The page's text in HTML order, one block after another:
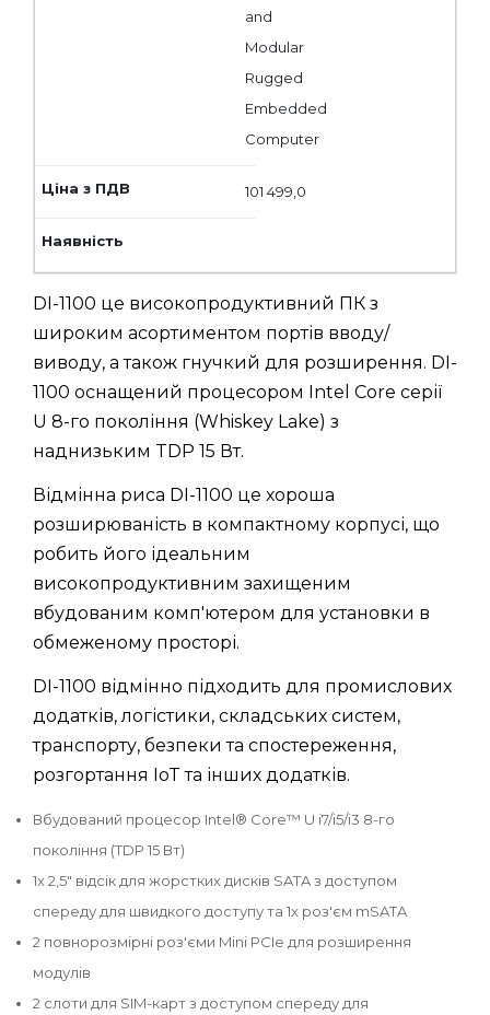
and
Modular
Rugged
Embedded
Computer
101 499,0
DI-1100 це високопродуктивний ПК з
широким асортиментом портів вводу/
виводу, а також гнучкий для розширення. DI-
1100 оснащений процесором Intel Core серії
U 8-го покоління (Whiskey Lake) з
наднизьким TDP 15 Вт.
Відмінна риса DI-1100 це хороша
розширюваність в компактному корпусі, що
робить його ідеальним
високопродуктивним захищеним
вбудованим комп'ютером для установки в
обмеженому просторі.
DI-1100 відмінно підходить для промислових
додатків, логістики, складських систем,
транспорту, безпеки та спостереження,
розгортання IoT та інших додатків.
Вбудований процесор Intel® Core™ U i7/i5/i3 8-го
покоління (TDP 15 Вт)
1x 2,5" відсік для жорстких дисків SATA з доступом
спереду для швидкого доступу та 1x роз'єм mSATA
2 повнорозмірні роз'єми Mini PCIe для розширення
модулів
2 слоти для SIM-карт з доступом спереду для